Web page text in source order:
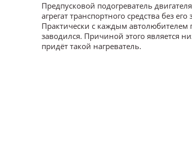
Предпусковой подогреватель
агрегат транспортного средства без
Практически с каждым автолюбителем
заводился. Причиной этого является
придёт такой нагреватель.